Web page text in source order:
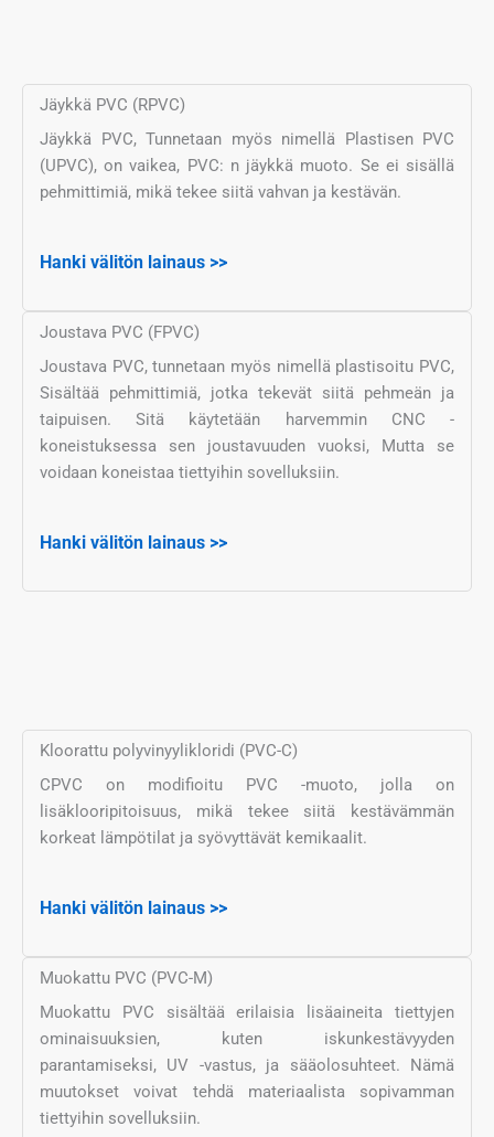
Jäykkä PVC (RPVC)
Jäykkä PVC, Tunnetaan myös nimellä Plastisen PVC
(UPVC), on vaikea, PVC: n jäykkä muoto. Se ei sisällä
pehmittimiä, mikä tekee siitä vahvan ja kestävän.
Hanki välitön lainaus >>
Joustava PVC (FPVC)
Joustava PVC, tunnetaan myös nimellä plastisoitu PVC,
Sisältää pehmittimiä, jotka tekevät siitä pehmeän ja
taipuisen. Sitä käytetään harvemmin CNC -
koneistuksessa sen joustavuuden vuoksi, Mutta se
voidaan koneistaa tiettyihin sovelluksiin.
Hanki välitön lainaus >>
Kloorattu polyvinyylikloridi (PVC-C)
CPVC on modifioitu PVC -muoto, jolla on
lisäklooripitoisuus, mikä tekee siitä kestävämmän
korkeat lämpötilat ja syövyttävät kemikaalit.
Hanki välitön lainaus >>
Muokattu PVC (PVC-M)
Muokattu PVC sisältää erilaisia lisäaineita tiettyjen
ominaisuuksien, kuten iskunkestävyyden
parantamiseksi, UV -vastus, ja sääolosuhteet. Nämä
muutokset voivat tehdä materiaalista sopivamman
tiettyihin sovelluksiin.